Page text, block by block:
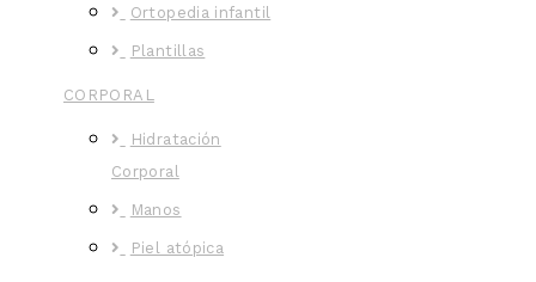
Ortopedia infantil
Plantillas
CORPORAL
Hidratación
Corporal
Manos
Piel atópica